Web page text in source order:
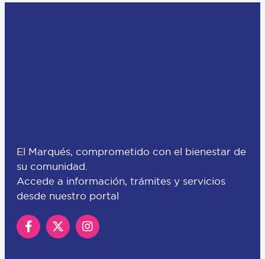
El Marqués, comprometido con el bienestar de
su comunidad.
Accede a información, trámites y servicios
desde nuestro portal